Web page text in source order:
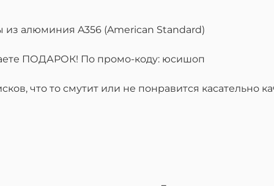
из алюминия A356 (American Standard)
ПОДАРОК! По промо-коду: юсишоп
что то смутит или не понравится касательно